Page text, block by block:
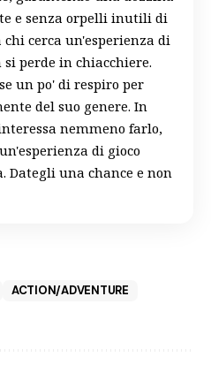
e senza orpelli inutili di
cerca un'esperienza di
perde in chiacchiere.
un po' di respiro per
del suo genere. In
nemmeno farlo,
di gioco
Dategli una chance e non
ACTION/ADVENTURE